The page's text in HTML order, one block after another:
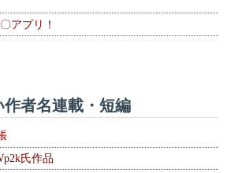
アプリ！
者名連載・短編
氏作品